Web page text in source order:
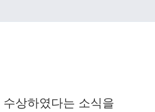
상하였다는 소식을